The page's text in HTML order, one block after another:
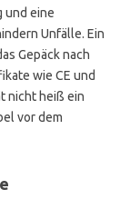
und eine
Unfälle. Ein
Gepäck nach
wie CE und
nicht heiß ein
vor dem